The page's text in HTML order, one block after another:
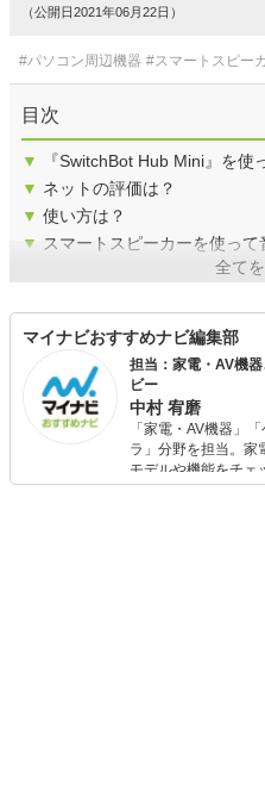
（公開日2021年06月22日）
#パソコン周辺機器 #スマートスピー
目次
▼
『SwitchBot Hub Mini』を使
▼ ネットの評価は？
▼ 使い方は？
▼ スマートスピーカーを使って
全て
マイナビおすすめナビ編集部
担当：家電・AV機
ビー
中村 宥磨
「家電・AV機器」
ラ」分野を担当。家
モデルや機能をチェ
ムを楽しみながら、